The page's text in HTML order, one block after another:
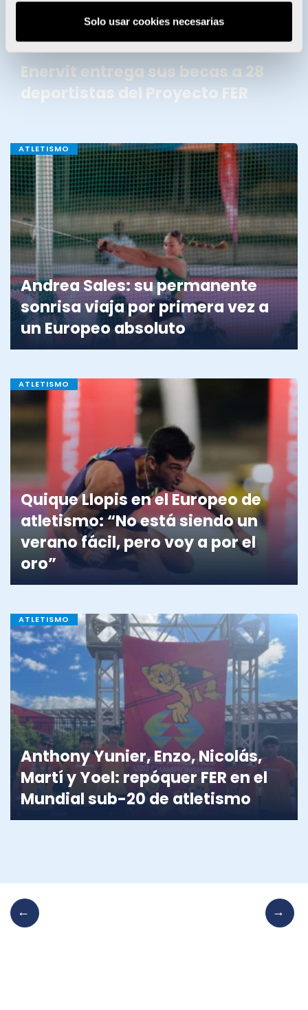
Solo usar cookies necesarias
Enervit entrega sus becas a 28
deportistas del Proyecto FER
ATLETISMO
Andrea Sales: su permanente
sonrisa viaja por primera vez a
un Europeo absoluto
ATLETISMO
Quique Llopis en el Europeo de
atletismo: “No está siendo un
verano fácil, pero voy a por el
oro”
ATLETISMO
Anthony Yunier, Enzo, Nicolás,
Martí y Yoel: repóquer FER en el
Mundial sub-20 de atletismo